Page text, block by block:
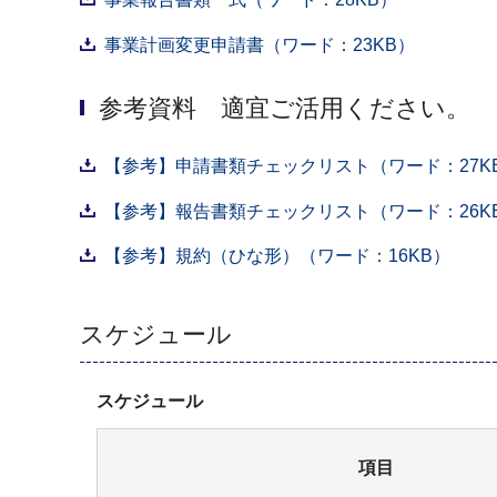
事業計画変更申請書（ワード：23KB）
参考資料 適宜ご活用ください。
【参考】申請書類チェックリスト（ワード：
【参考】報告書類チェックリスト（ワード：
【参考】規約（ひな形）（ワード：16KB）
スケジュール
スケジュール
項目